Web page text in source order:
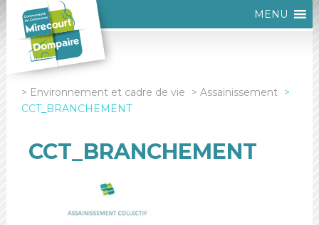
MENU
Environnement et cadre de vie
Assainissement
CCT_BRANCHEMENT
CCT_BRANCHEMENT